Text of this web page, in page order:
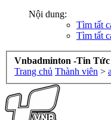
Nội dung:
Tìm tất
Tìm tất
Vnbadminton -Tin
Trang chủ Thành viên >